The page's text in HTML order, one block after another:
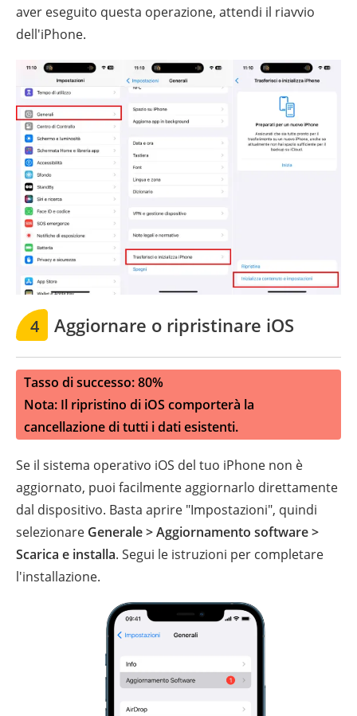
aver eseguito questa operazione, attendi il riavvio
dell'iPhone.
4 Aggiornare o ripristinare iOS
Tasso di successo: 80%
Nota: Il ripristino di iOS comporterà la
cancellazione di tutti i dati esistenti.
Se il sistema operativo iOS del tuo iPhone non è
aggiornato, puoi facilmente aggiornarlo direttamente
dal dispositivo. Basta aprire "Impostazioni", quindi
selezionare Generale > Aggiornamento software >
Scarica e installa. Segui le istruzioni per completare
l'installazione.